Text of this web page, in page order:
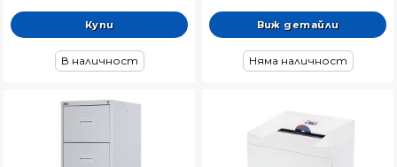
В наличност
Виж детайли
Няма наличност